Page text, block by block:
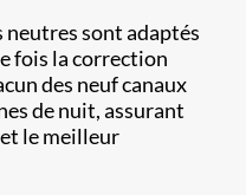
sont adaptés
fois la correction
des neuf canaux
de nuit, assurant
le meilleur